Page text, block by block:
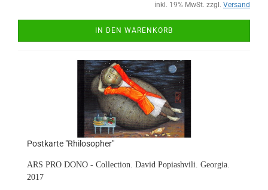
inkl. 19% MwSt. zzgl. Versand
IN DEN WARENKORB
Postkarte "Rhilosopher"
ARS PRO DONO - Collection. David Popiashvili. Georgia.
2017